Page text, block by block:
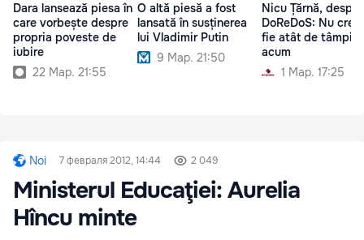
Dara lansează piesa în
care vorbește despre
propria poveste de
iubire
22 Мар. 21:55
O altă piesă a fost
lansată în susținerea
lui Vladimir Putin
9 Мар. 21:50
Nicu Țărnă, despre
DoReDoS: Nu
fie atât de tâmpiți
acum
1 Мар. 17:25
Noi 7 февраля 2012, 14:44 2 049
Ministerul Educaţiei: Aurelia
Hîncu minte